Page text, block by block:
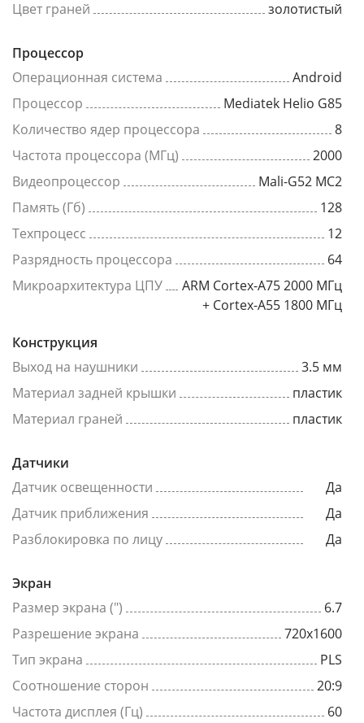
Цвет граней
золотистый
Процессор
Операционная система
Android
Процессор
Mediatek Helio G85
Количество ядер процессора
8
Частота процессора (МГц)
2000
Видеопроцессор
Mali-G52 MC2
Память (Гб)
128
Техпроцесс
12
Разрядность процессора
64
Микроархитектура ЦПУ
ARM Cortex-A75 2000 МГц
+ Cortex-A55 1800 МГц
Конструкция
Выход на наушники
3.5 мм
Материал задней крышки
пластик
Материал граней
пластик
Датчики
Датчик освещенности
Да
Датчик приближения
Да
Разблокировка по лицу
Да
Экран
Размер экрана (")
6.7
Разрешение экрана
720x1600
Тип экрана
PLS
Соотношение сторон
20:9
Частота дисплея (Гц)
60